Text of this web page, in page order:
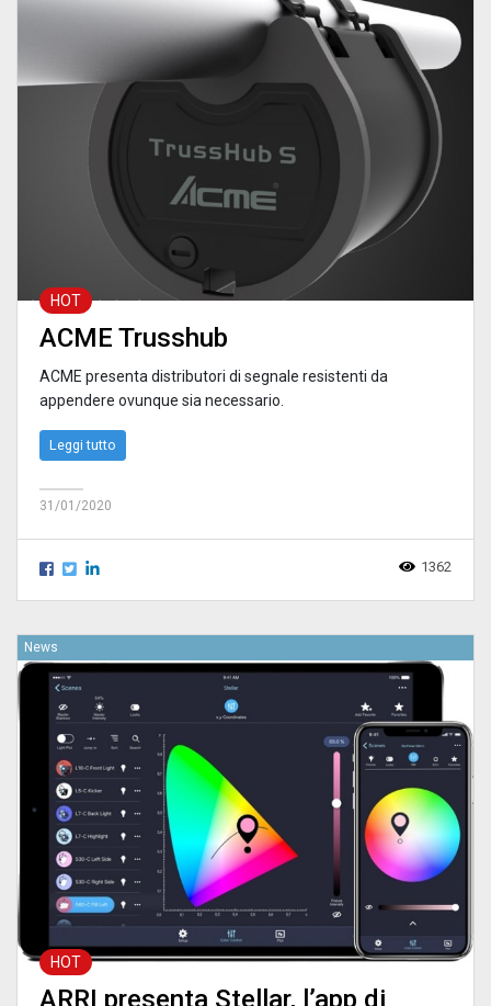
HOT
ACME Trusshub
ACME presenta distributori di segnale resistenti da
appendere ovunque sia necessario.
Leggi tutto
31/01/2020
1362
News
HOT
ARRI presenta Stellar, l’app di